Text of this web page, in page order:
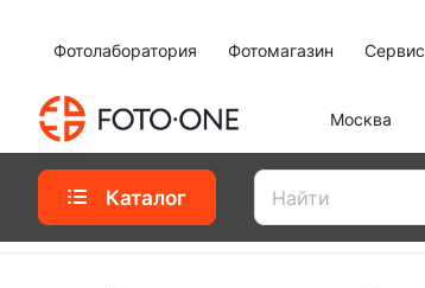
Фотолаборатория Фотомагазин Сервис
Москва
Каталог